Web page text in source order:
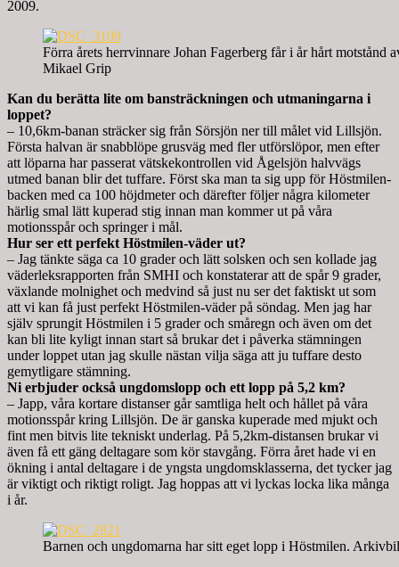
2009.
Förra årets herrvinnare Johan Fagerberg får i år hårt
Mikael Grip
Kan du berätta lite om bansträckningen och utmaningarna i
loppet?
– 10,6km-banan sträcker sig från Sörsjön ner till målet vid Lillsjön.
Första halvan är snabblöpe grusväg med fler utförslöpor, men efter
att löparna har passerat vätskekontrollen vid Ågelsjön halvvägs
utmed banan blir det tuffare. Först ska man ta sig upp för Höstmilen-
backen med ca 100 höjdmeter och därefter följer några kilometer
härlig smal lätt kuperad stig innan man kommer ut på våra
motionsspår och springer i mål.
Hur ser ett perfekt Höstmilen-väder ut?
– Jag tänkte säga ca 10 grader och lätt solsken och sen kollade jag
väderleksrapporten från SMHI och konstaterar att de spår 9 grader,
växlande molnighet och medvind så just nu ser det faktiskt ut som
att vi kan få just perfekt Höstmilen-väder på söndag. Men jag har
själv sprungit Höstmilen i 5 grader och småregn och även om det
kan bli lite kyligt innan start så brukar det i påverka stämningen
under loppet utan jag skulle nästan vilja säga att ju tuffare desto
gemytligare stämning.
Ni erbjuder också ungdomslopp och ett lopp på 5,2 km?
– Japp, våra kortare distanser går samtliga helt och hållet på våra
motionsspår kring Lillsjön. De är ganska kuperade med mjukt och
fint men bitvis lite tekniskt underlag. På 5,2km-distansen brukar vi
även få ett gäng deltagare som kör stavgång. Förra året hade vi en
ökning i antal deltagare i de yngsta ungdomsklasserna, det tycker jag
är viktigt och riktigt roligt. Jag hoppas att vi lyckas locka lika många
i år.
Barnen och ungdomarna har sitt eget lopp i Höstmilen.